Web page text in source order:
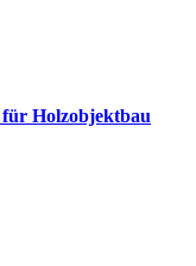
Holzobjektbau